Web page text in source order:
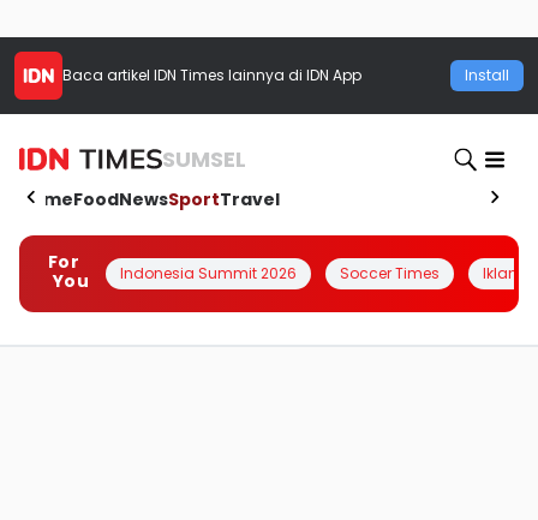
Baca artikel IDN Times lainnya di IDN App Install
SUMSEL
HomeFoodNewsSportTravel
For
You
Indonesia Summit 2026 Soccer Times Iklanin